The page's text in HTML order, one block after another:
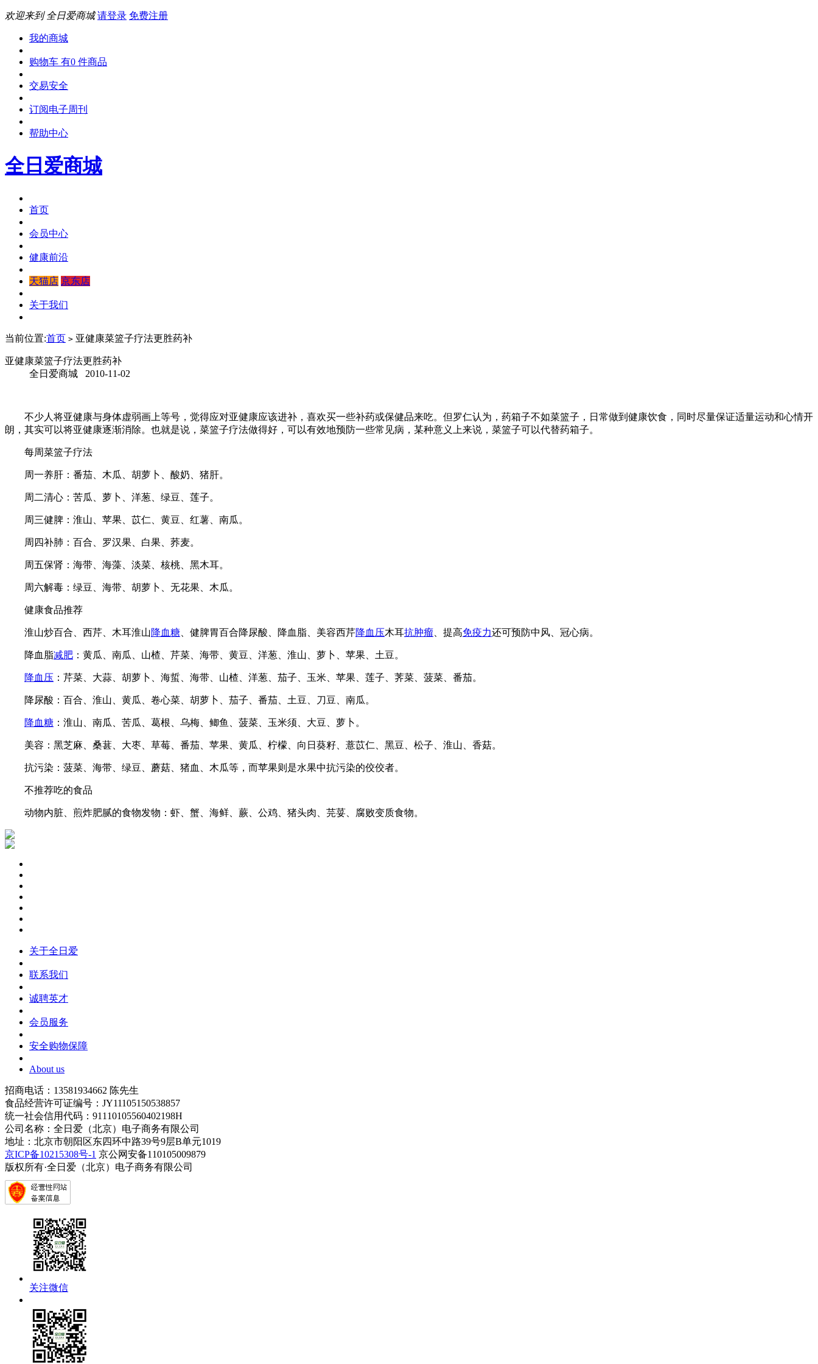
欢迎来到 全日爱商城 请登录 免费注册
我的商城
购物车 有0 件商品
交易安全
订阅电子周刊
帮助中心
全日爱商城
首页
会员中心
健康前沿
天猫店 京东店
关于我们
当前位置:首页 > 亚健康菜篮子疗法更胜药补
亚健康菜篮子疗法更胜药补
全日爱商城 2010-11-02
不少人将亚健康与身体虚弱画上等号，觉得应对亚健康应该进补，喜欢买一些补药或保健品来吃。但罗仁认为，药箱子不如菜篮子，日常做到健康饮食，同时尽量保证适量运动和心情开
朗，其实可以将亚健康逐渐消除。也就是说，菜篮子疗法做得好，可以有效地预防一些常见病，某种意义上来说，菜篮子可以代替药箱子。
每周菜篮子疗法
周一养肝：番茄、木瓜、胡萝卜、酸奶、猪肝。
周二清心：苦瓜、萝卜、洋葱、绿豆、莲子。
周三健脾：淮山、苹果、苡仁、黄豆、红薯、南瓜。
周四补肺：百合、罗汉果、白果、荞麦。
周五保肾：海带、海藻、淡菜、核桃、黑木耳。
周六解毒：绿豆、海带、胡萝卜、无花果、木瓜。
健康食品推荐
淮山炒百合、西芹、木耳淮山降血糖 、健脾胃百合降尿酸、降血脂、美容西芹降血压木耳抗肿瘤 、提高免疫力还可预防中风、冠心病。
降血脂减肥 ：黄瓜、南瓜、山楂、芹菜、海带、黄豆、洋葱、淮山、萝卜、苹果、土豆。
降血压 ：芹菜、大蒜、胡萝卜、海蜇、海带、山楂、洋葱、茄子、玉米、苹果、莲子、荠菜、菠菜、番茄。
降尿酸：百合、淮山、黄瓜、卷心菜、胡萝卜、茄子、番茄、土豆、刀豆、南瓜。
降血糖 ：淮山、南瓜、苦瓜、葛根、乌梅、鲫鱼、菠菜、玉米须、大豆、萝卜。
美容：黑芝麻、桑葚、大枣、草莓、番茄、苹果、黄瓜、柠檬、向日葵籽、薏苡仁、黑豆、松子、淮山、香菇。
抗污染：菠菜、海带、绿豆、蘑菇、猪血、木瓜等，而苹果则是水果中抗污染的佼佼者。
不推荐吃的食品
动物内脏、煎炸肥腻的食物发物：虾、蟹、海鲜、蕨、公鸡、猪头肉、芫荽、腐败变质食物。
关于全日爱
联系我们
诚聘英才
会员服务
安全购物保障
About us
招商电话：13581934662 陈先生
食品经营许可证编号：JY11105150538857
统一社会信用代码：91110105560402198H
公司名称：全日爱（北京）电子商务有限公司
地址：北京市朝阳区东四环中路39号9层B单元1019
京ICP备10215308号-1 京公网安备110105009879
版权所有·全日爱（北京）电子商务有限公司
关注微信